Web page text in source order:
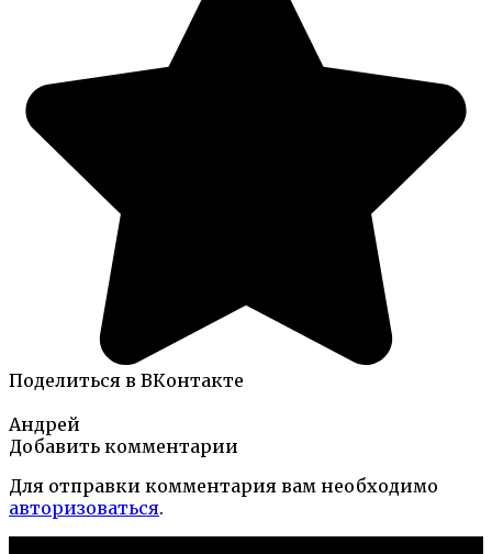
Поделиться в ВКонтакте
Андрей
Добавить комментарии
Для отправки комментария вам необходимо
авторизоваться.